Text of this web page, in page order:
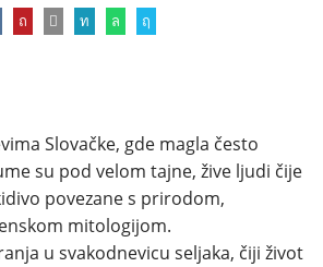
Slovačke, gde magla često
su pod velom tajne, žive ljudi čije
povezane s prirodom,
mitologijom.
u svakodnevicu seljaka, čiji život